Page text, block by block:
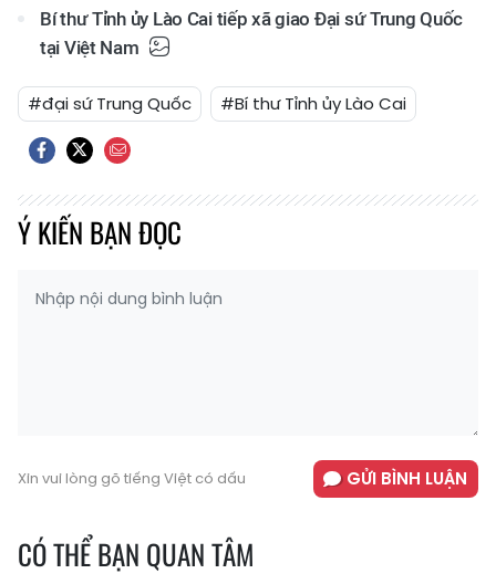
Bí thư Tỉnh ủy Lào Cai tiếp xã giao Đại sứ Trung Quốc
tại Việt Nam
#đại sứ Trung Quốc #Bí thư Tỉnh ủy Lào Cai
Ý KIẾN BẠN ĐỌC
Xin vui lòng gõ tiếng Việt có dấu GỬI BÌNH LUẬN
CÓ THỂ BẠN QUAN TÂM